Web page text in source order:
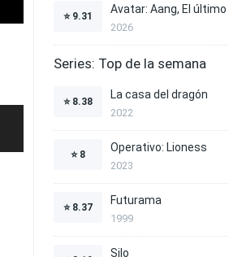
⭐ 9.31
2026
Series: Top de la semana
⭐ 8.38
La casa del dragón
2022
⭐ 8
Operativo: Lioness
2023
⭐ 8.37
Futurama
1999
Silo